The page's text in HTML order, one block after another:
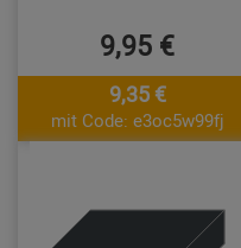
9,95 €
9,35 €
mit Code: e3oc5w99fj